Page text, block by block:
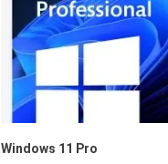
Windows 11 Pro